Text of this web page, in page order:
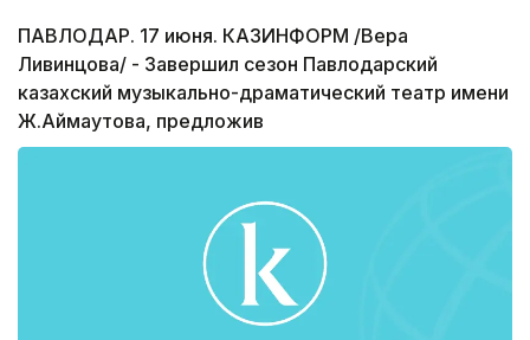
ПАВЛОДАР. 17 июня. КАЗИНФОРМ /Вера
Ливинцова/ - Завершил сезон Павлодарский
казахский музыкально-драматический театр имени
Ж.Аймаутова, предложив